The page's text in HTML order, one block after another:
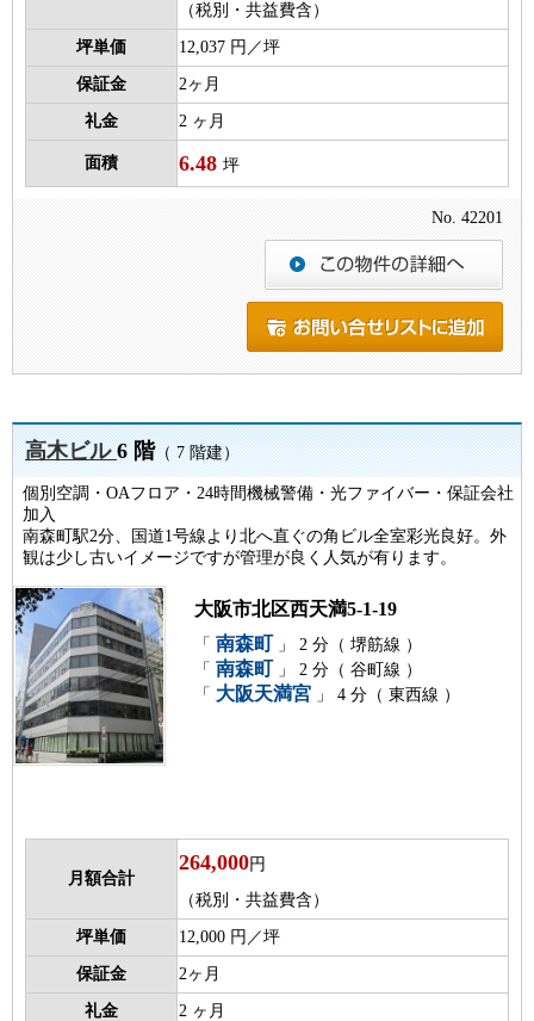
（税別・共益費含）
坪単価 12,037 円／坪
保証金 2ヶ月
礼金 2 ヶ月
面積 6.48 坪
No. 42201
高木ビル6 階（ 7 階建）
個別空調・OAフロア・24時間機械警備・光ファイバー・保証会社
加入
南森町駅2分、国道1号線より北へ直ぐの角ビル全室彩光良好。外
観は少し古いイメージですが管理が良く人気が有ります。
大阪市北区西天満5-1-19
「 南森町 」 2 分（ 堺筋線 ）
「 南森町 」 2 分（ 谷町線 ）
「
大阪天満宮 」 4 分（ 東西線 ）
月額合計
264,000円
（税別・共益費含）
坪単価 12,000 円／坪
保証金 2ヶ月
礼金 2 ヶ月